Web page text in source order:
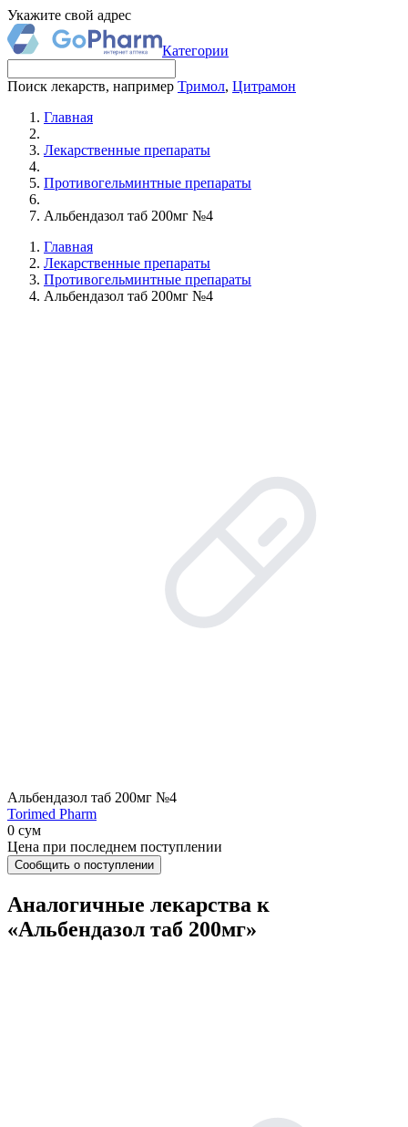
Укажите свой адрес
Категории
Поиск лекарств, например Тримол, Цитрамон
Главная
Лекарственные препараты
Противогельминтные препараты
Альбендазол таб 200мг №4
Главная
Лекарственные препараты
Противогельминтные препараты
Альбендазол таб 200мг №4
Альбендазол таб 200мг №4
Torimed Pharm
0 сум
Цена при последнем поступлении
Сообщить о поступлении
Аналогичные лекарства к
«Альбендазол таб 200мг»